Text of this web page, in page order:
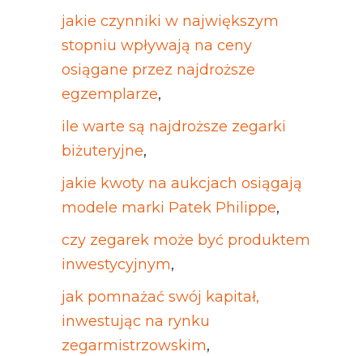
jakie czynniki w największym
stopniu wpływają na ceny
osiągane przez najdroższe
egzemplarze,
ile warte są najdroższe zegarki
biżuteryjne,
jakie kwoty na aukcjach osiągają
modele marki Patek Philippe,
czy zegarek może być produktem
inwestycyjnym,
jak pomnażać swój kapitał,
inwestując na rynku
zegarmistrzowskim,